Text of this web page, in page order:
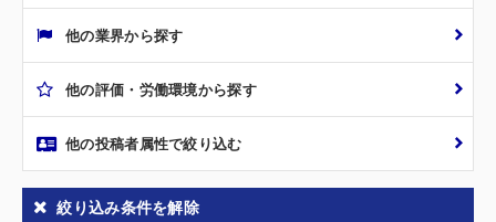
他の業界から探す
他の評価・労働環境から探す
他の投稿者属性で絞り込む
絞り込み条件を解除